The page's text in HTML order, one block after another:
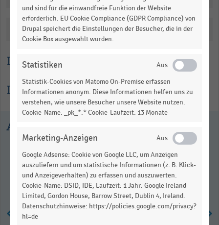
Lesehilfe
Informationen zur Statistik
table.
Katalogisierung
Ausgewählte Statistiken
und sind für die einwandfreie Funktion der Website
erforderlich. EU Cookie Compliance (GDPR Compliance) von
Drupal speichert die Einstellungen der Besucher, die in der
Cookie Box ausgewählt wurden.
Statistiken
Statistik-Cookies von Matomo On-Premise erfassen
Informationen anonym. Diese Informationen helfen uns zu
verstehen, wie unsere Besucher unsere Website nutzen.
Cookie-Name: _pk_*.* Cookie-Laufzeit: 13 Monate
Marketing-Anzeigen
Google Adsense: Cookie von Google LLC, um Anzeigen
auszuliefern und um statistische Informationen (z. B. Klick-
und Anzeigeverhalten) zu erfassen und auszuwerten.
Cookie-Name: DSID, IDE, Laufzeit: 1 Jahr. Google Ireland
Limited, Gordon House, Barrow Street, Dublin 4, Ireland.
Datenschutzhinweise: https://policies.google.com/privacy?
hl=de